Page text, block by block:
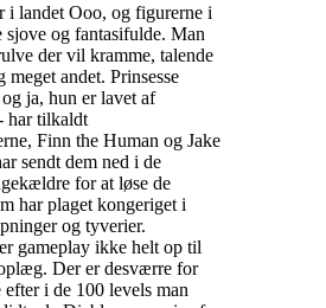
i landet Ooo, og figurerne i
sjove og fantasifulde. Man
der vil kramme, talende
meget andet. Prinsesse
ja, hun er lavet af
har tilkaldt
Finn the Human og Jake
sendt dem ned i de
for at løse de
har plaget kongeriget i
og tyverier.
gameplay ikke helt op til
Der er desværre for
i de 100 levels man